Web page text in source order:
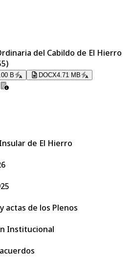
del Cabildo de El Hierro
B DOCX4.71 MB
de El Hierro
actas de los Plenos
Institucional